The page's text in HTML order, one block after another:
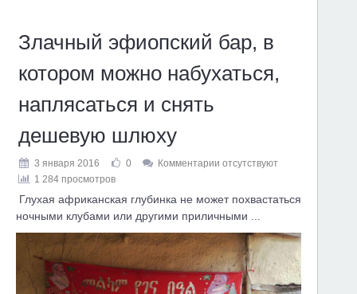
Злачный эфиопский бар, в
котором можно набухаться,
наплясаться и снять
дешевую шлюху
3 января 2016 0
Комментарии отсутствуют
1 284 просмотров
Глухая африканская глубинка не может похвастаться
ночными клубами или другими приличными ...